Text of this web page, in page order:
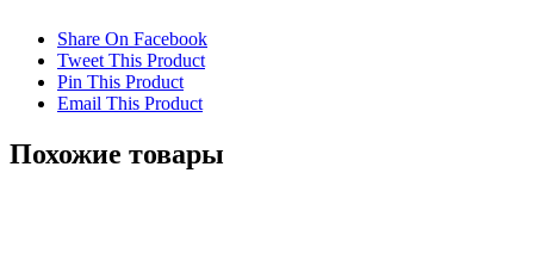
Share On Facebook
Tweet This Product
Pin This Product
Email This Product
Похожие товары